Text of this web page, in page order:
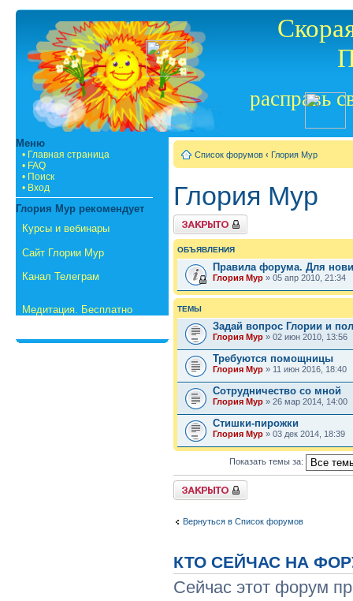
расправь
Меню
• Главная страница
• FAQ
• Поиск
• Вход
Глория Мур рекомендует
Курсы и вебинары
Сайт Глории Мур
Канал Телеграм
Медитация. Бесплатно
Список форумов ‹ Глория Мур
Глория Мур
Форум закрыт
ОБЪЯВЛЕНИЯ
Правила форума. Для
Глория Мур » 05 апр 2010, 21:34
ТЕМЫ
Задай вопрос Глории и
Глория Мур » 02 июн 2010, 13:56
Требуются помощницы
Глория Мур » 11 июн 2016, 18:40
Сотрудничество со мной
Глория Мур » 26 мар 2014, 14:00
Стишки-пирожки
Глория Мур » 03 дек 2014, 18:39
Показать темы за:
Форум закрыт
Вернуться в Список форумов
КТО СЕЙЧАС НА
Сейчас этот форум